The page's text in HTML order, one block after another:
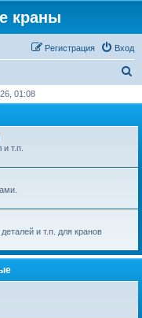
краны
Вход
Регистрация
с
01:08
т.п.
и т.п. для кранов